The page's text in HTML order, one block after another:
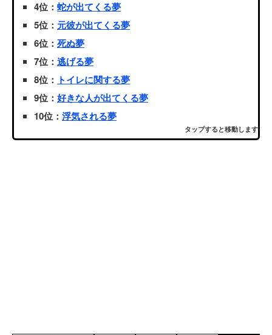
4位： 蛇が出てくる夢
5位： 元彼が出てくる夢
6位： 死ぬ夢
7位： 逃げる夢
8位： トイレに関する夢
9位： 好きな人が出てくる夢
10位： 浮気される夢
タップすると移動します